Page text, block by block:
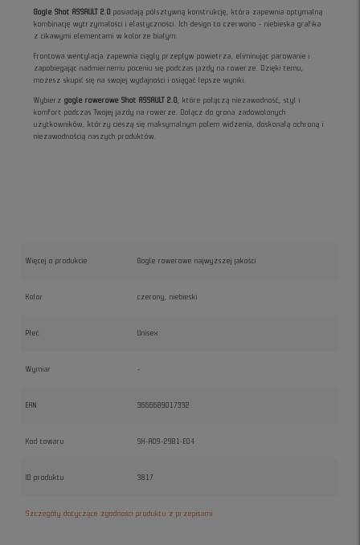
Gogle Shot ASSAULT 2.0 posiadają półsztywną konstrukcję, która zapewnia optymalną
kombinację wytrzymałości i elastyczności. Ich design to czerwono - niebieska grafika
z cikawymi elementami w kolorze białym.
Frontowa wentylacja zapewnia ciągły przepływ powietrza, eliminując parowanie i
zapobiegając nadmiernemu poceniu się podczas jazdy na rowerze. Dzięki temu,
możesz skupić się na swojej wydajności i osiągać lepsze wyniki.
Wybierzgogle rowerowe Shot ASSAULT 2.0
, które połączą niezawodność, styl i
komfort podczas Twojej jazdy na rowerze. Dołącz do grona zadowolonych
użytkowników, którzy cieszą się maksymalnym polem widzenia, doskonałą ochroną i
niezawodnością naszych produktów.
Więcej o produkcie Gogle rowerowe najwyższej jakości
Kolor czerony, niebieski
Płeć Unisex
Wymiar -
EAN 3666689017332
Kod towaru SH-A09-29B1-E04
ID produktu 3817
Szczegóły dotyczące zgodności produktu z przepisami